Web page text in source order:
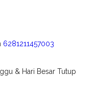
6281211457003
& Hari Besar Tutup